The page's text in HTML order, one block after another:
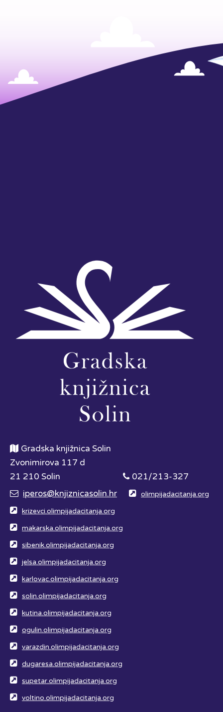
Gradska knjižnica Solin
Zvonimirova 117 d
21 210 Solin
021/213-327
iperos@knjiznicasolin.hr
olimpijadacitanja.org
krizevci.olimpijadacitanja.org
makarska.olimpijadacitanja.org
sibenik.olimpijadacitanja.org
jelsa.olimpijadacitanja.org
karlovac.olimpijadacitanja.org
solin.olimpijadacitanja.org
kutina.olimpijadacitanja.org
ogulin.olimpijadacitanja.org
varazdin.olimpijadacitanja.org
dugaresa.olimpijadacitanja.org
supetar.olimpijadacitanja.org
voltino.olimpijadacitanja.org